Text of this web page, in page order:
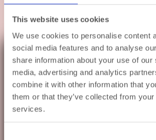
This website uses cookies
We use cookies to personalise content
social media features and to analyse
share information about your use of our
media, advertising and analytics
combine it with other information that
them or that they’ve collected from
services.
€35,95
Even op
Van12 augustus t/m 30 augustus
vakantie.
Bestel gerust gewoon door —